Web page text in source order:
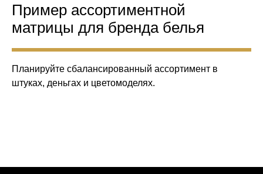
Пример ассортиментной
матрицы для бренда белья
Планируйте сбалансированный ассортимент в
штуках, деньгах и цветомоделях.